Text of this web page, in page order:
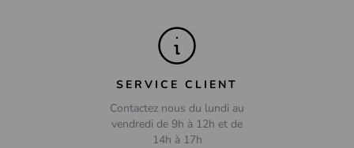
SERVICE CLIENT
Contactez nous du lundi au
vendredi de 9h à 12h et de
14h à 17h